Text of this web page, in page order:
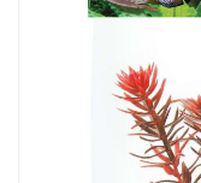
WODNEGO
AKWARYSTYKA